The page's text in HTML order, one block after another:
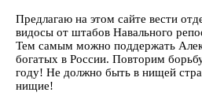
Предлагаю на этом сайте вести
видосы от штабов Навального
Тем самым можно поддержать
богатых в России. Повторим
году! Не должно быть в нищей
нищие!